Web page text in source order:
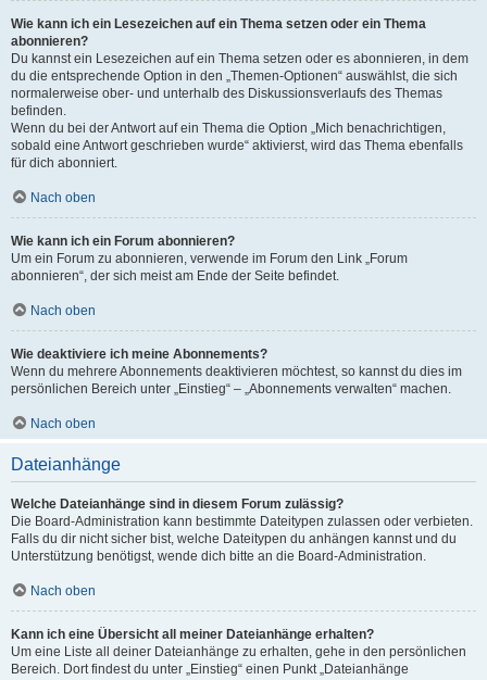
Wie kann ich ein Lesezeichen auf ein Thema setzen oder ein Thema
abonnieren?
Du kannst ein Lesezeichen auf ein Thema setzen oder es abonnieren, in dem
du die entsprechende Option in den „Themen-Optionen“ auswählst, die sich
normalerweise ober- und unterhalb des Diskussionsverlaufs des Themas
befinden.
Wenn du bei der Antwort auf ein Thema die Option „Mich benachrichtigen,
sobald eine Antwort geschrieben wurde“ aktivierst, wird das Thema ebenfalls
für dich abonniert.
Nach oben
Wie kann ich ein Forum abonnieren?
Um ein Forum zu abonnieren, verwende im Forum den Link „Forum
abonnieren“, der sich meist am Ende der Seite befindet.
Nach oben
Wie deaktiviere ich meine Abonnements?
Wenn du mehrere Abonnements deaktivieren möchtest, so kannst du dies im
persönlichen Bereich unter „Einstieg“ – „Abonnements verwalten“ machen.
Nach oben
Dateianhänge
Welche Dateianhänge sind in diesem Forum zulässig?
Die Board-Administration kann bestimmte Dateitypen zulassen oder verbieten.
Falls du dir nicht sicher bist, welche Dateitypen du anhängen kannst und du
Unterstützung benötigst, wende dich bitte an die Board-Administration.
Nach oben
Kann ich eine Übersicht all meiner Dateianhänge erhalten?
Um eine Liste all deiner Dateianhänge zu erhalten, gehe in den persönlichen
Bereich. Dort findest du unter „Einstieg“ einen Punkt „Dateianhänge